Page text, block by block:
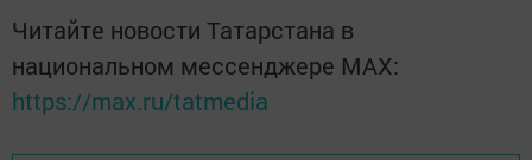
Читайте новости Татарстана в
национальном мессенджере MАХ:
https://max.ru/tatmedia